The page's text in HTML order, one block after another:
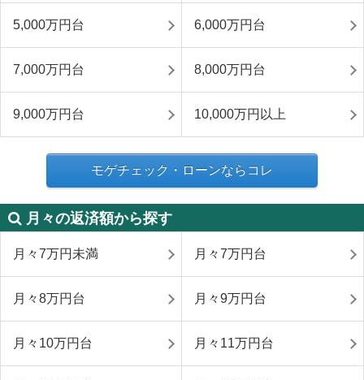
5,000万円台 6,000万円台
7,000万円台 8,000万円台
9,000万円台 10,000万円以上
モゲチェック・ローンならコレ
月々の返済額から探す
月々7万円未満 月々7万円台
月々8万円台 月々9万円台
月々10万円台 月々11万円台